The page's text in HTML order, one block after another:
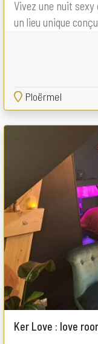
Vivez une nuit sexy
un lieu unique
Ploërmel
Ker Love : love